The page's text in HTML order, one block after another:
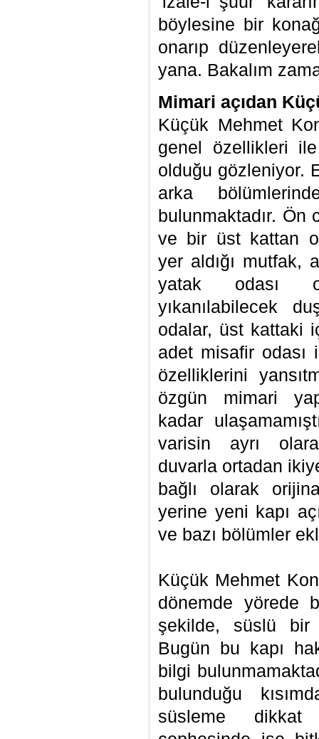
böylesine bir
onarıp
yana. Bakalım
Mimari açıdan
Küçük Mehmet
genel özellikleri
olduğu gözleniyor.
arka
bulunmaktadır.
ve bir üst kattan
yer aldığı mutfak,
yatak odası
yıkanılabilecek
odalar, üst kattaki
adet misafir
özelliklerini
özgün mimari
kadar
varisin ayrı
duvarla ortadan
bağlı olarak
yerine yeni kapı
ve bazı bölümler
Küçük Mehmet
dönemde yörede
şekilde, süslü bir
Bugün bu kapı
bilgi
bulunduğu
süsleme